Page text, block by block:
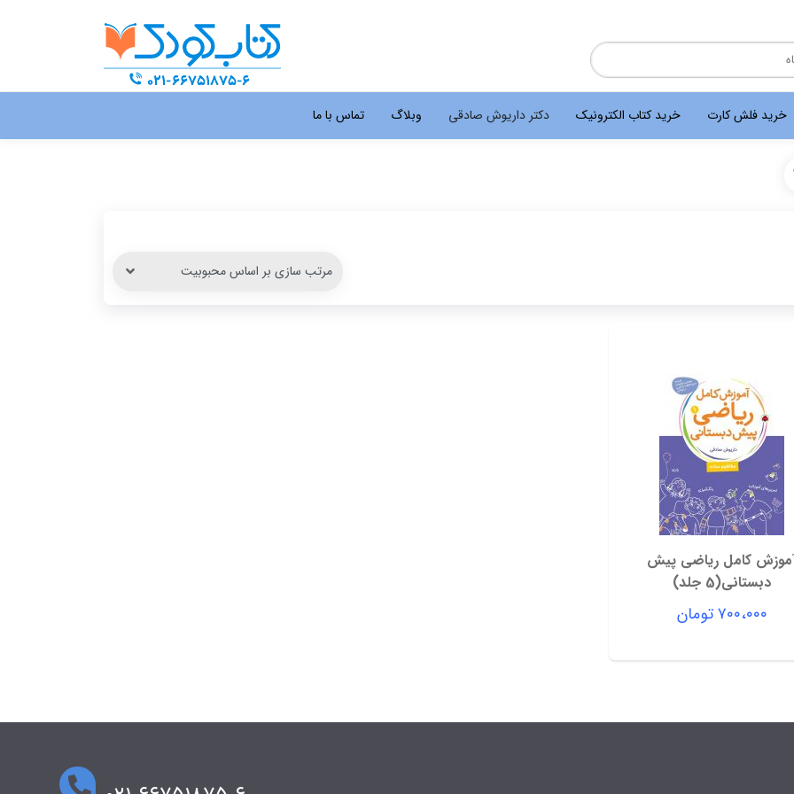
خرید فلش کارت خرید کتاب الکترونیک دکتر داریوش صادقی وبلاگ تماس با ما
کامل ریاضی پیش
دبستانی(5 جلد)
۷۰۰،۰۰۰تومان